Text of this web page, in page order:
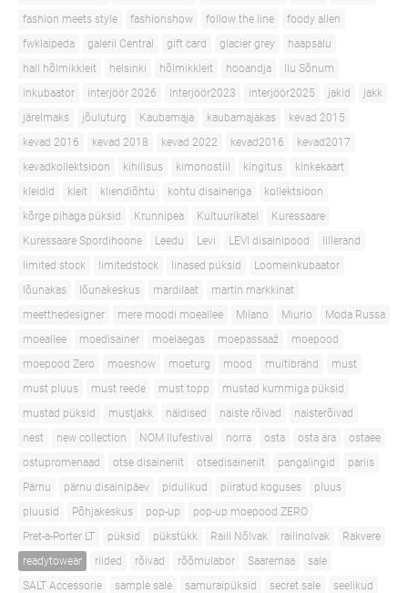
fashion meets style
fashionshow follow the line
foody allen
fwklaipeda
galerii Central gift card glacier grey
haapsalu
hall hõlmikkleit
helsinki hõlmikkleit hooandja
Ilu Sõnum
inkubaator
interjöör 2026 Interjöör2023 interjöör2025 jakid
jakk
järelmaks
jõuluturg Kaubamaja kaubamajakas
kevad 2015
kevad 2016
kevad 2018 kevad 2022 kevad2016
kevad2017
kevadkollektsioon
kihilisus kimonostiil kingitus
kinkekaart
kleidid
kleit kliendiõhtu kohtu disaineriga
kollektsioon
kõrge pihaga püksid
Krunnipea Kultuurikatel
Kuressaare
Kuressaare Spordihoone
Leedu Levi LEVI disainipood
lillerand
limited stock
limitedstock linased püksid
Loomeinkubaator
lõunakas
lõunakeskus mardilaat
martin markkinat
meetthedesigner
mere moodi moeallee Milano Miurio
Moda Russa
moeallee
moedisainer moelaegas moepassaaž
moepood
moepood Zero
moeshow moeturg mood multibränd
must
must pluus
must reede must topp
mustad kummiga püksid
mustad püksid
mustjakk näidised naiste rõivad
naisterõivad
nest
new collection NOM Ilufestival norra osta osta ära
ostaee
ostupromenaad
otse disainerilt otsedisainerilt pangalingid
pariis
Pärnu
pärnu disainipäev pidulikud piiratud koguses
pluus
pluusid
Põhjakeskus pop-up
pop-up moepood ZERO
Pret-a-Porter LT
püksid pükstükk Raili Nõlvak railinolvak
Rakvere
readytowear
riided rõivad rõõmulabor Saaremaa
sale
SALT Accessorie
sample sale samuraipüksid secret sale
seelikud